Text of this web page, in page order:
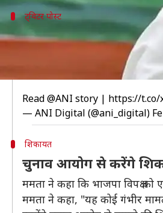
ट्विटर पोस्ट
ममता ने बताया विपक्षी
Mamata Banerjeeon
"attempt to stop the
Read@ANI story | https://t.co/
— ANI Digital (@ani_digital)
शिकायत
चुनाव आयोग से करेंगे
ममता ने कहा कि भाजपा विपक्ष
ममता ने कहा, "यह कोई गंभीर